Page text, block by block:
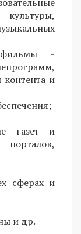
-
и
газет и
сферах и
и др.